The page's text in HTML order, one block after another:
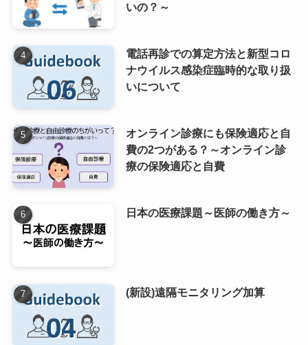
いの？～
電話再診での算定方法と新型コロ
ナウイルス感染症臨時的な取り扱
いについて
オンライン診療にも保険適応と自
費の2つがある？～オンライン診
療の保険適応と自費
日本の医療課題～医師の働き方～
(新設)遠隔モニタリング加算